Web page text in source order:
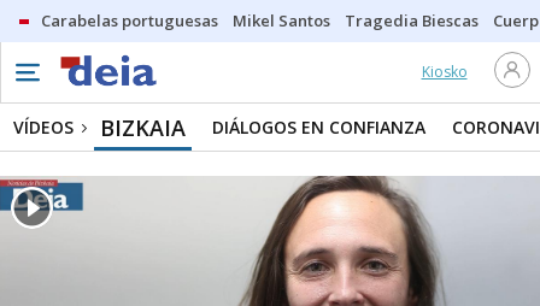
Carabelas portuguesas Mikel Santos Tragedia Biescas
Kiosko
VÍDEOS BIZKAIA DIÁLOGOS EN CONFIANZA